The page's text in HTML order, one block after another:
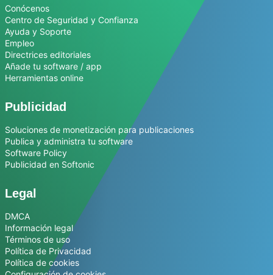
Conócenos
Centro de Seguridad y Confianza
Ayuda y Soporte
Empleo
Directrices editoriales
Añade tu software / app
Herramientas online
Publicidad
Soluciones de monetización para publicaciones
Publica y administra tu software
Software Policy
Publicidad en Softonic
Legal
DMCA
Información legal
Términos de uso
Política de Privacidad
Política de cookies